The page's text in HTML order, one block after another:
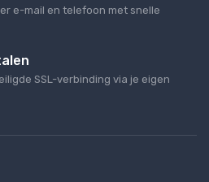
e-mail en telefoon met snelle
SSL-verbinding via je eigen